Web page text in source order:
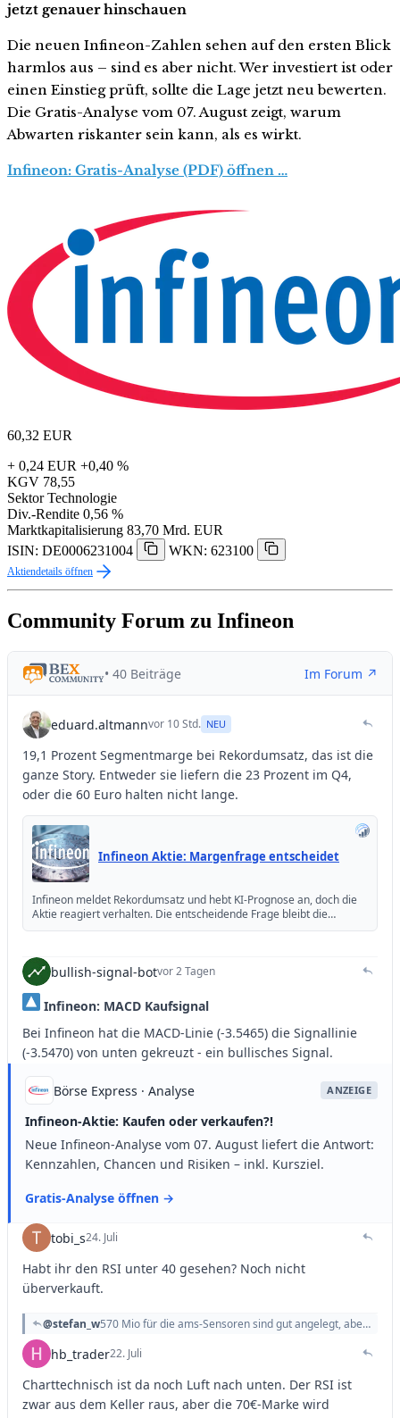
jetzt genauer hinschauen
Die neuen Infineon-Zahlen sehen auf den ersten Blick
harmlos aus – sind es aber nicht. Wer investiert ist oder
einen Einstieg prüft, sollte die Lage jetzt neu bewerten.
Die Gratis-Analyse vom 07. August zeigt, warum
Abwarten riskanter sein kann, als es wirkt.
Infineon: Gratis-Analyse (PDF) öffnen …
60,32 EUR
+ 0,24 EUR +0,40 %
KGV 78,55
Sektor Technologie
Div.-Rendite 0,56 %
Marktkapitalisierung 83,70 Mrd. EUR
ISIN: DE0006231004
WKN: 623100
Aktiendetails öffnen
Community Forum zu Infineon